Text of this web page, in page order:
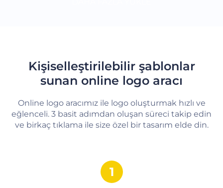
Kişiselleştirilebilir şablonlar
sunan online logo aracı
Online logo aracımız ile logo oluşturmak hızlı ve
eğlenceli. 3 basit adımdan oluşan süreci takip edin
ve birkaç tıklama ile size özel bir tasarım elde din.